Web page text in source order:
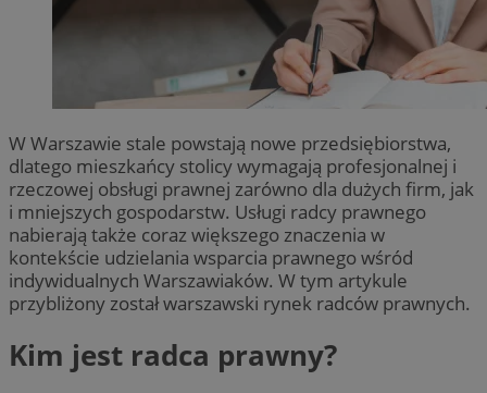
W Warszawie stale powstają nowe przedsiębiorstwa,
dlatego mieszkańcy stolicy wymagają profesjonalnej i
rzeczowej obsługi prawnej zarówno dla dużych firm, jak
i mniejszych gospodarstw. Usługi radcy prawnego
nabierają także coraz większego znaczenia w
kontekście udzielania wsparcia prawnego wśród
indywidualnych Warszawiaków. W tym artykule
przybliżony został warszawski rynek radców prawnych.
Kim jest radca prawny?